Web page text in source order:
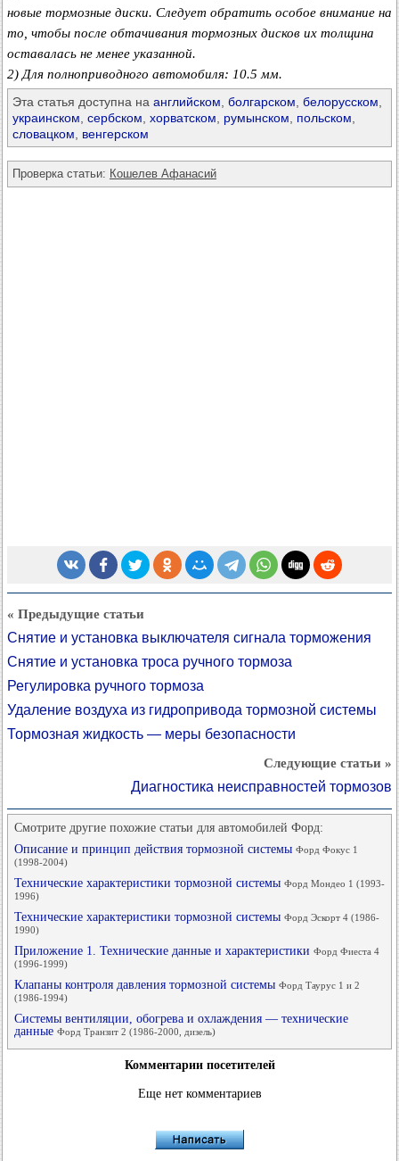
новые тормозные диски. Следует обратить особое внимание на
то, чтобы после обтачивания тормозных дисков их толщина
оставалась не менее указанной.
2) Для полноприводного автомобиля: 10.5 мм.
Эта статья доступна на английском болгарском белорусском
украинском сербском хорватском румынском польском
словацком
венгерском
Проверка статьи: Кошелев Афанасий
« Предыдущие статьи
Снятие и установка выключателя сигнала торможения
Снятие и установка троса ручного тормоза
Регулировка ручного тормоза
Удаление воздуха из гидропривода тормозной системы
Тормозная жидкость — меры безопасности
Следующие статьи »
Диагностика неисправностей тормозов
Смотрите другие похожие статьи для автомобилей Форд:
Описание и принцип действия тормозной системы Форд Фокус 1
(1998-2004)
Технические характеристики тормозной системы Форд Мондео 1 (1993-
1996)
Технические характеристики тормозной системы Форд Эскорт 4 (1986-
1990)
Приложение 1. Технические данные и характеристики Форд Фиеста 4
(1996-1999)
Клапаны контроля давления тормозной системы Форд Таурус 1 и 2
(1986-1994)
Системы вентиляции, обогрева и охлаждения — технические
данные Форд Транзит 2 (1986-2000, дизель)
Комментарии посетителей
Еще нет комментариев